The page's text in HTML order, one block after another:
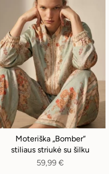
Moteriška „Bomber“
stiliaus striukė su šilku
59,99 €